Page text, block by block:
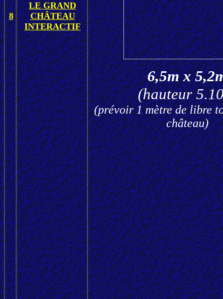
8
LE GRAND
CHÂTEAU
INTERACTIF
6,5m x
(hauteur
(prévoir 1 mètre de libre
château)